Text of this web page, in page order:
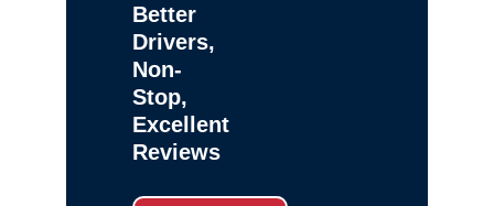
Better
Drivers,
Non-
Stop,
Excellent
Reviews